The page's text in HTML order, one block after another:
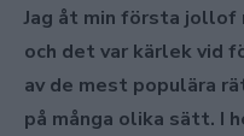
Jag åt min första jollof
och det var kärlek vid
av de mest populära
på många olika sätt. I